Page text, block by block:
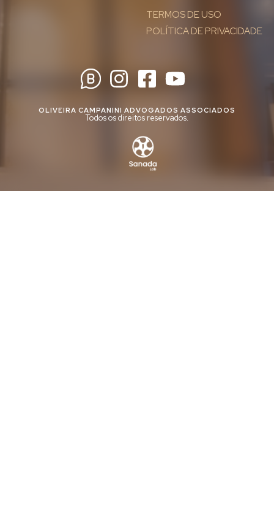
TERMOS DE USO
POLÍTICA DE PRIVACIDADE
OLIVEIRA CAMPANINI ADVOGADOS ASSOCIADOS
Todos os direitos reservados.